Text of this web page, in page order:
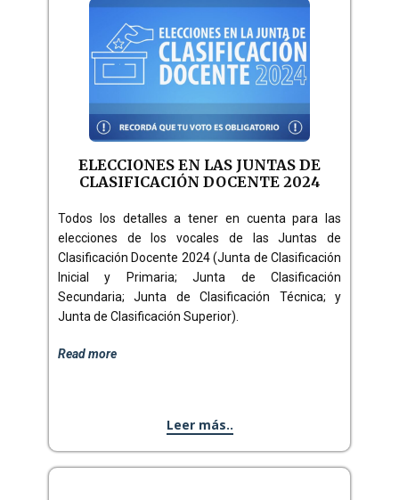
ELECCIONES EN LAS JUNTAS DE
CLASIFICACIÓN DOCENTE 2024
Todos los detalles a tener en cuenta para las
elecciones de los vocales de las Juntas de
Clasificación Docente 2024 (Junta de Clasificación
Inicial y Primaria; Junta de Clasificación
Secundaria; Junta de Clasificación Técnica; y
Junta de Clasificación Superior).
Read more
Leer más..